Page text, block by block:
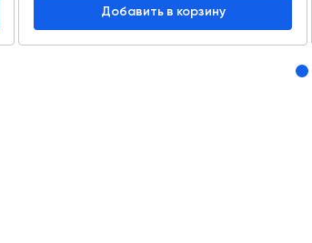
Добавить в корзину